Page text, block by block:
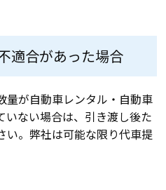
適合があった場合
量が自動車レンタル・自動車
いない場合は、引き渡し後た
い。弊社は可能な限り代車提